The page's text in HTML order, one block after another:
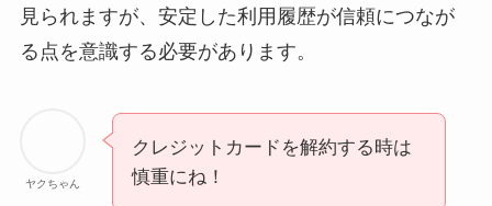
見られますが、安定した利用履歴が信頼につなが
る点を意識する必要があります。
ヤクちゃん
クレジットカードを解約する時は
慎重にね！